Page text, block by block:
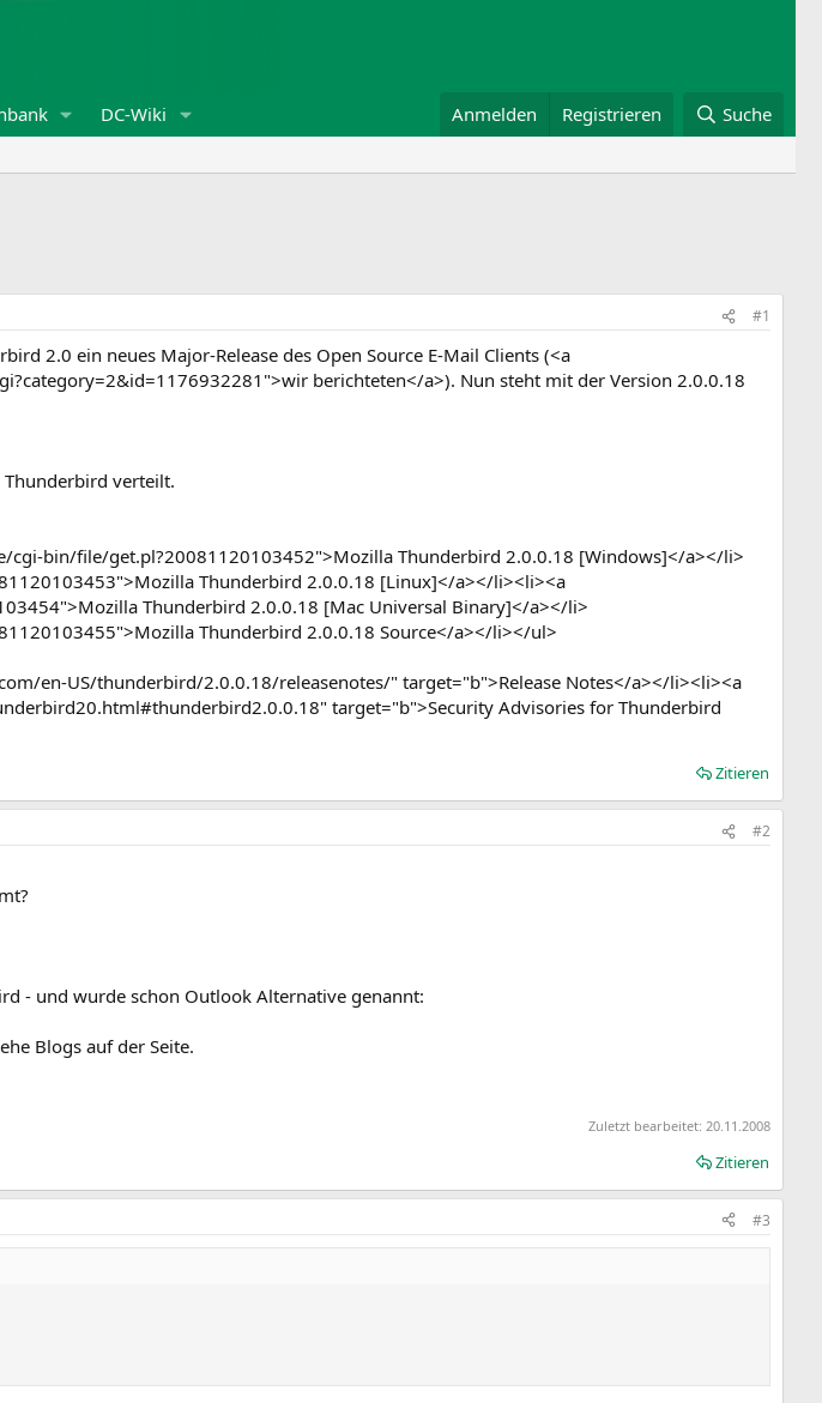
DC-Wiki Anmelden Registrieren Suche
#1
2.0 ein neues Major-Release des Open Source E-Mail Clients (<a
berichteten</a>). Nun steht mit der Version 2.0.0.18
verteilt.
bin/file/get.pl?20081120103452">Mozilla Thunderbird 2.0.0.18 [Windows]</a></li>
Thunderbird 2.0.0.18 [Linux]</a></li><li><a
Thunderbird 2.0.0.18 [Mac Universal Binary]</a></li>
Thunderbird 2.0.0.18 Source</a></li></ul>
en-US/thunderbird/2.0.0.18/releasenotes/" target="b">Release Notes</a></li><li><a
target="b">Security Advisories for Thunderbird
Zitieren
#2
- und wurde schon Outlook Alternative genannt:
Blogs auf der Seite.
Zuletzt bearbeitet: 20.11.2008
Zitieren
#3